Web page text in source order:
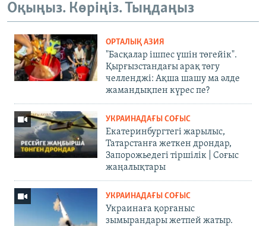
Оқыңыз. Көріңіз. Тыңдаңыз
ОРТАЛЫҚ АЗИЯ
"Басқалар ішпес үшін төгейік".
Қырғызстандағы арақ төгу
челленджі: Ақша шашу ма әлде
жамандықпен күрес пе?
УКРАИНАДАҒЫ СОҒЫС
Екатеринбургтегі жарылыс,
Татарстанға жеткен дрондар,
Запорожьедегі тіршілік | Cоғыс
жаңалықтары
УКРАИНАДАҒЫ СОҒЫС
Украинаға қорғаныс
зымырандары жетпей жатыр.